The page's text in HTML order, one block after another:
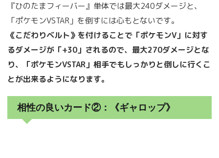
『ひのたまフィーバー』単体では最大240ダメージと、
「ポケモンVSTAR」を倒すには心もとないです。
《こだわりベルト》を付けることで「ポケモンV」に対す
るダメージが「+30」されるので、最大270ダメージとな
り、「ポケモンVSTAR」相手でもしっかりと倒しに行くこ
とが出来るようになります。
相性の良いカード②：《ギャロップ》